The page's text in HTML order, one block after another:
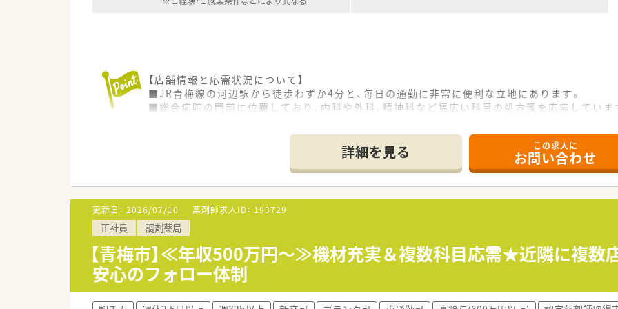
【店舗情報と応需状況について】
■JR青梅線の河辺駅から徒歩わずか4分と、毎日の通勤に非常に便利な立地にあります。
■総合病院の門前に位置しており、内科や外科、精神科など幅広い科目の処方箋を応需していま
■年間休日は120日以上を確保しており、完全週休2日制の土日祝休みが大きな魅力です。
■月の平均残業時間は6.8時間と非常に少なく、残業代は1分単位でしっかり支給されます。
■有給休暇の消化率は86%と高く、協力体制があるため長期休暇も取得しやすい環境です。
【こんな取り組みをしています】
■ICT事業にも注力しており、LINEなどを活用した業務効率化を積極的に推進しています。
■認定薬剤師の取得を全額会社負担で支援しており、社員の継続的なスキルアップを後押しし
■従業員の働きやすさを第一に考え、残業時間の削減や有給休暇の取得を会社全体で奨励して
詳細を見る この求人に
お問い合わせ
更新日： 2026/07/10 薬剤師求人ID： 193729
正社員 調剤薬局
【青梅市】≪年収500万円～≫機材充実＆複数科目応需★近隣に複
安心のフォロー体制